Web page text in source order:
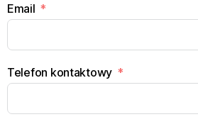
Email
Telefon kontaktowy